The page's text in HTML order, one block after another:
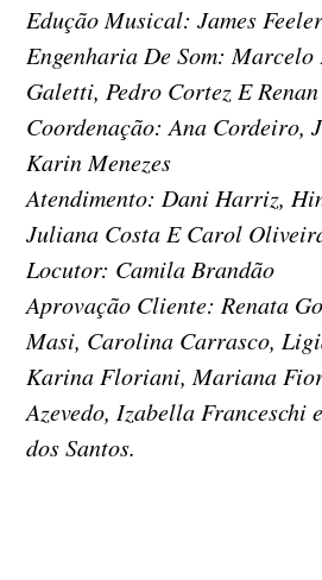
Edução Musical: James
Engenharia De Som:
Galetti, Pedro Cortez E
Coordenação: Ana Cordeiro,
Karin Menezes
Atendimento: Dani Harriz,
Juliana Costa E Carol
Locutor: Camila Brandão
Aprovação Cliente: Renata
Masi, Carolina Carrasco,
Karina Floriani, Mariana
Azevedo, Izabella Franceschi
dos Santos.